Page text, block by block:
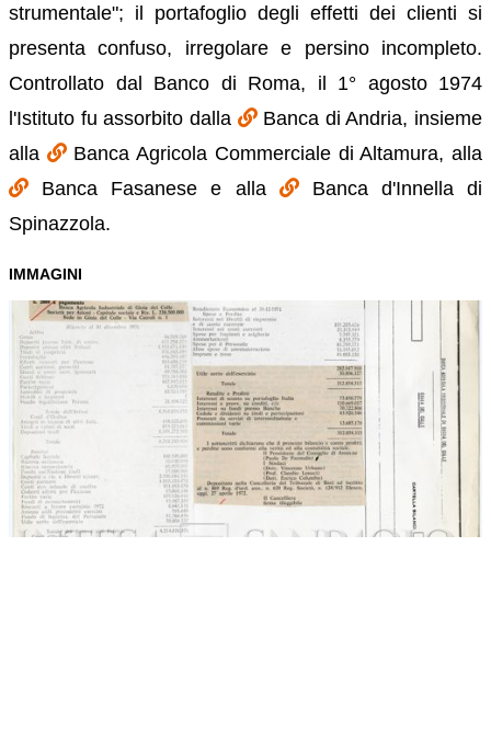
strumentale"; il portafoglio degli effetti dei clienti si
presenta confuso, irregolare e persino incompleto.
Controllato dal Banco di Roma, il 1° agosto 1974
l'Istituto fu assorbito dalla
Banca di Andria, insieme
alla
Banca Agricola Commerciale di Altamura, alla
Banca Fasanese e alla
Banca d'Innella di
Spinazzola.
IMMAGINI